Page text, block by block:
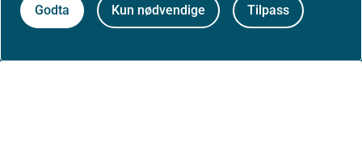
Godta Kun nødvendige Tilpass
Personvernerklæring